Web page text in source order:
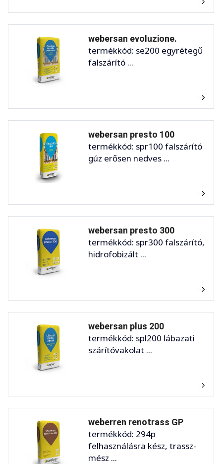
webersan evoluzione.
termékkód: se200 egyrétegű
falszárító ...
webersan presto 100
termékkód: spr100 falszárító
gúz erősen nedves ...
webersan presto 300
termékkód: spr300 falszárító,
hidrofobizált ...
webersan plus 200
termékkód: spl200 lábazati
szárítóvakolat ...
weberren renotrass GP
termékkód: 294p
felhasználásra kész, trassz-
mész ...